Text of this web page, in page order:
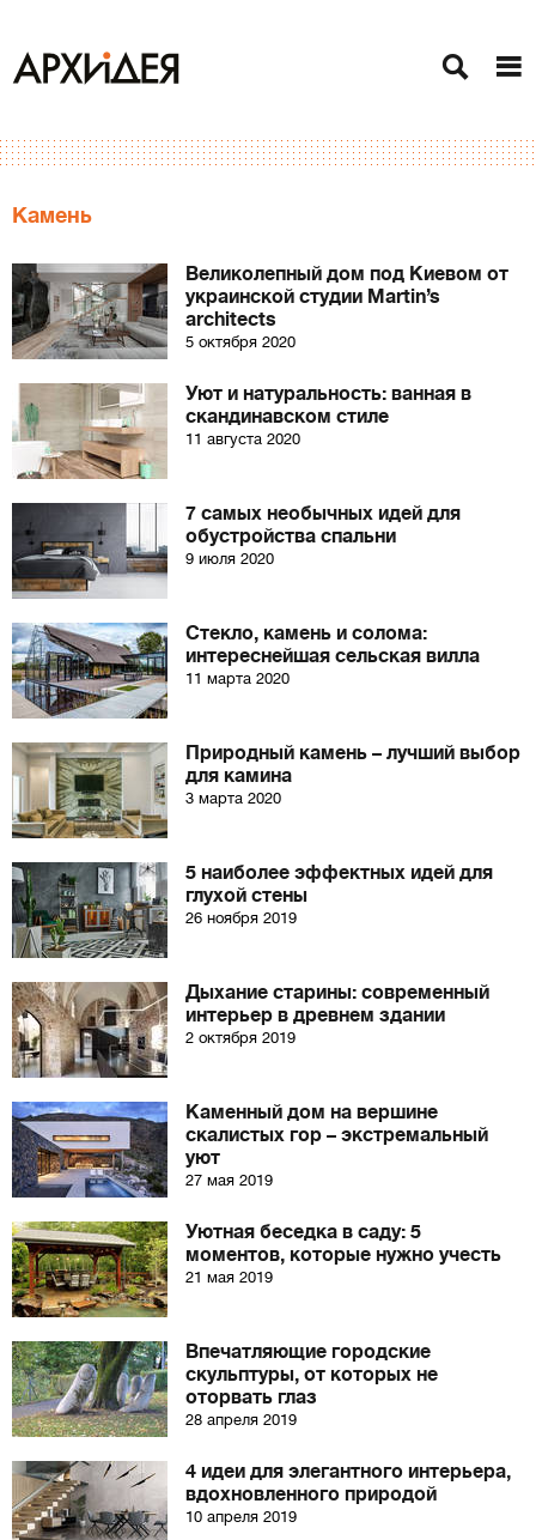
Камень
Великолепный дом под Киевом от
украинской студии Martin’s
architects
5 октября 2020
Уют и натуральность: ванная в
скандинавском стиле
11 августа 2020
7 самых необычных идей для
обустройства спальни
9 июля 2020
Стекло, камень и солома:
интереснейшая сельская вилла
11 марта 2020
Природный камень – лучший выбор
для камина
3 марта 2020
5 наиболее эффектных идей для
глухой стены
26 ноября 2019
Дыхание старины: современный
интерьер в древнем здании
2 октября 2019
Каменный дом на вершине
скалистых гор – экстремальный
уют
27 мая 2019
Уютная беседка в саду: 5
моментов, которые нужно учесть
21 мая 2019
Впечатляющие городские
скульптуры, от которых не
оторвать глаз
28 апреля 2019
4 идеи для элегантного интерьера,
вдохновленного природой
10 апреля 2019